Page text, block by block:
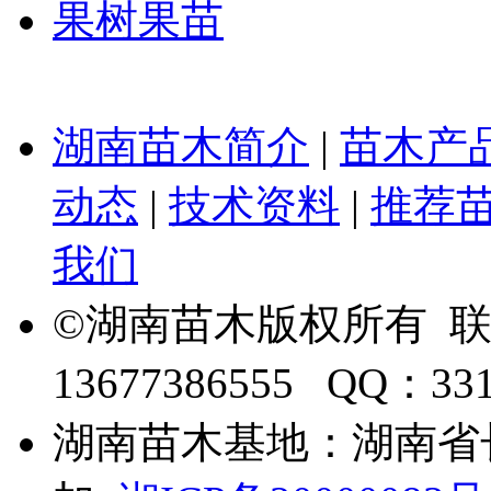
果树果苗
湖南苗木简介 | 苗木产
动态 | 技术资料 | 推荐
我们
©湖南苗木版权所有
13677386555 QQ：
湖南苗木基地：湖南